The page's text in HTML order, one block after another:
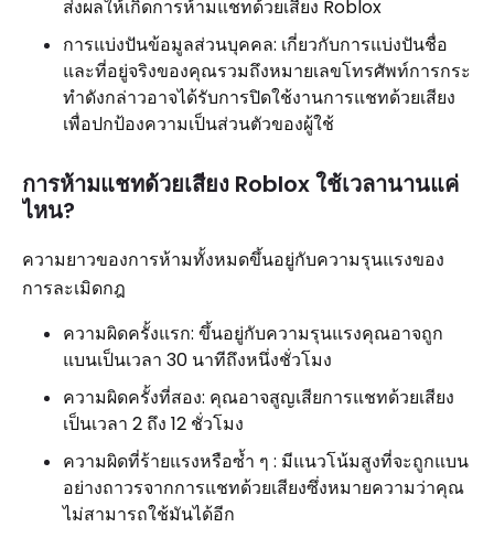
ส่งผลให้เกิดการห้ามแชทด้วยเสียง Roblox
การแบ่งปันข้อมูลส่วนบุคคล: เกี่ยวกับการแบ่งปันชื่อ
และที่อยู่จริงของคุณรวมถึงหมายเลขโทรศัพท์การกระ
ทำดังกล่าวอาจได้รับการปิดใช้งานการแชทด้วยเสียง
เพื่อปกป้องความเป็นส่วนตัวของผู้ใช้
การห้ามแชทด้วยเสียง Roblox ใช้เวลานานแค่
ไหน?
ความยาวของการห้ามทั้งหมดขึ้นอยู่กับความรุนแรงของ
การละเมิดกฎ
ความผิดครั้งแรก: ขึ้นอยู่กับความรุนแรงคุณอาจถูก
แบนเป็นเวลา 30 นาทีถึงหนึ่งชั่วโมง
ความผิดครั้งที่สอง: คุณอาจสูญเสียการแชทด้วยเสียง
เป็นเวลา 2 ถึง 12 ชั่วโมง
ความผิดที่ร้ายแรงหรือซ้ำ ๆ : มีแนวโน้มสูงที่จะถูกแบน
อย่างถาวรจากการแชทด้วยเสียงซึ่งหมายความว่าคุณ
ไม่สามารถใช้มันได้อีก